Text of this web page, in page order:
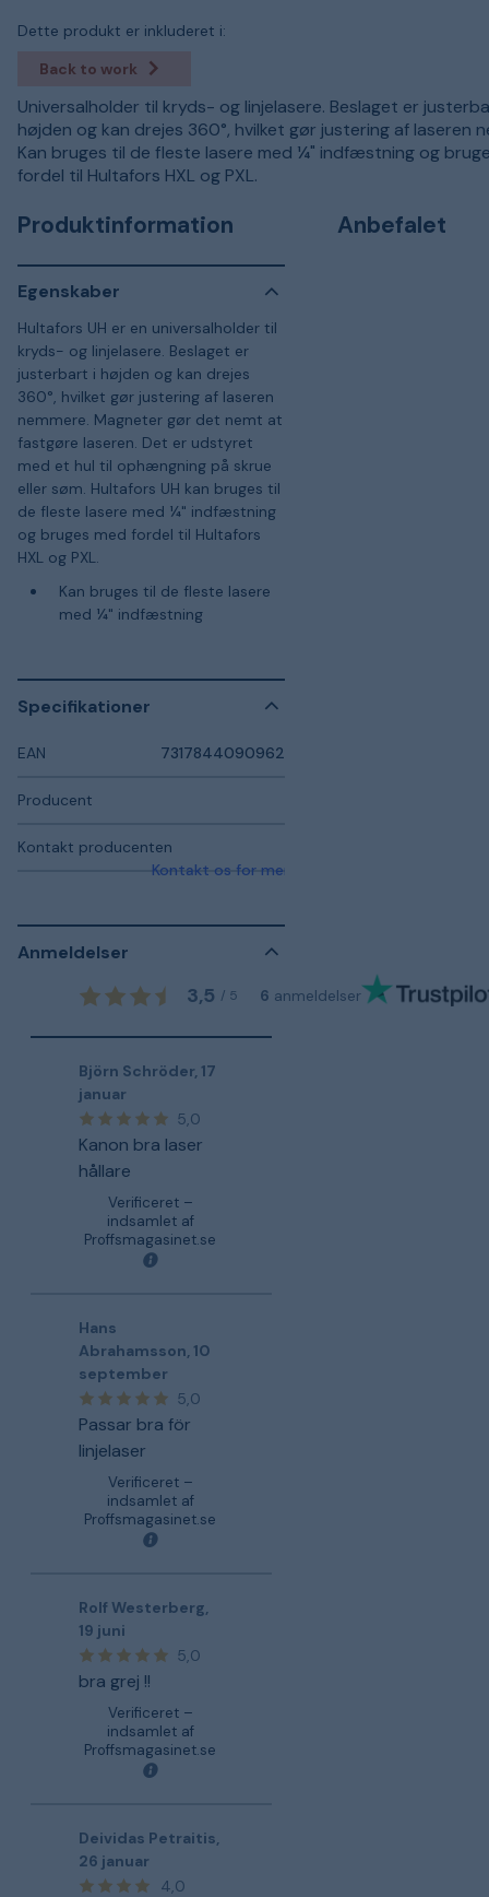
Dette produkt er inkluderet i:
Back to work
Universalholder til kryds- og linjelasere. Beslaget er
højden og kan drejes 360°, hvilket gør justering af laseren
Kan bruges til de fleste lasere med ¼" indfæstning og
fordel til Hultafors HXL og PXL.
Produktinformation
Egenskaber
Hultafors UH er en universalholder til
kryds- og linjelasere. Beslaget er
justerbart i højden og kan drejes
360°, hvilket gør justering af laseren
nemmere. Magneter gør det nemt at
fastgøre laseren. Det er udstyret
med et hul til ophængning på skrue
eller søm. Hultafors UH kan bruges til
de fleste lasere med ¼" indfæstning
og bruges med fordel til Hultafors
HXL og PXL.
Kan bruges til de fleste lasere
med ¼" indfæstning
Specifikationer
EAN 7317844090962
Producent
Kontakt producenten
Kontakt os for mere information
Anmeldelser
3,5 / 5 6 anmeldelser
Björn Schröder, 17
januar
5,0
Kanon bra laser
hållare
Verificeret –
indsamlet af
Proffsmagasinet.se
Hans
Abrahamsson, 10
september
5,0
Passar bra för
linjelaser
Verificeret –
indsamlet af
Proffsmagasinet.se
Rolf Westerberg,
19 juni
5,0
bra grej !!
Verificeret –
indsamlet af
Proffsmagasinet.se
Deividas Petraitis,
26 januar
4,0
Anbefalet